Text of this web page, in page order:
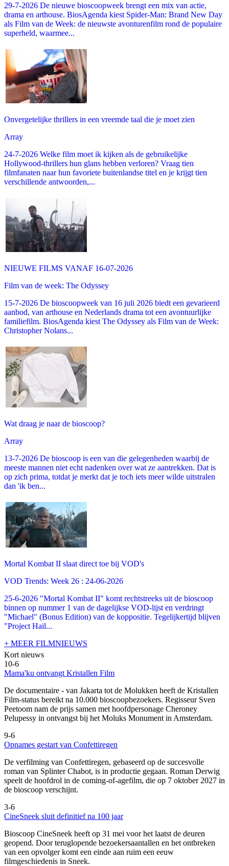
29-7-2026 De nieuwe bioscoopweek brengt een mix van actie,
drama en arthouse. BiosAgenda kiest Spider-Man: Brand New Day
als Film van de Week: de nieuwste avonturenfilm rond de populaire
superheld, waarmee...
Onvergetelijke thrillers in een vreemde taal die je moet zien
Array
24-7-2026 Welke film moet ik kijken als de gebruikelijke
Hollywood-thrillers hun glans hebben verloren? Vraag tien
filmfanaten naar hun favoriete buitenlandse titel en je krijgt tien
verschillende antwoorden,...
NIEUWE FILMS VANAF 16-07-2026
Film van de week: The Odyssey
15-7-2026 De bioscoopweek van 16 juli 2026 biedt een gevarieerd
aanbod, van arthouse en Nederlands drama tot een avontuurlijke
familiefilm. BiosAgenda kiest The Odyssey als Film van de Week:
Christopher Nolans...
Wat draag je naar de bioscoop?
Array
13-7-2026 De bioscoop is een van die gelegenheden waarbij de
meeste mannen niet echt nadenken over wat ze aantrekken. Dat is
op zich prima, totdat je merkt dat je toch iets meer wilde uitstralen
dan 'ik ben...
Mortal Kombat II slaat direct toe bij VOD's
VOD Trends: Week 26 : 24-06-2026
25-6-2026 "Mortal Kombat II" komt rechtstreeks uit de bioscoop
binnen op nummer 1 van de dagelijkse VOD-lijst en verdringt
"Michael" (Bonus Edition) van de koppositie. Tegelijkertijd blijven
"Project Hail...
+ MEER FILMNIEUWS
Kort nieuws
10-6
Mama'ku ontvangt Kristallen Film
De documentaire - van Jakarta tot de Molukken heeft de Kristallen
Film-status bereikt na 10.000 bioscoopbezoekers. Regisseur Sven
Peetoom nam de prijs samen met hoofdpersonage Cheroney
Pelupessy in ontvangst bij het Moluks Monument in Amsterdam.
9-6
Opnames gestart van Confettiregen
De verfilming van Confettiregen, gebaseerd op de succesvolle
roman van Splinter Chabot, is in productie gegaan. Roman Derwig
speelt de hoofdrol in de coming-of-agefilm, die op 7 oktober 2027 in
de bioscoop verschijnt.
3-6
CineSneek sluit definitief na 100 jaar
Bioscoop CineSneek heeft op 31 mei voor het laatst de deuren
geopend. Door teruglopende bezoekersaantallen en het ontbreken
van een opvolger komt een einde aan ruim een eeuw
filmgeschiedenis in Sneek.